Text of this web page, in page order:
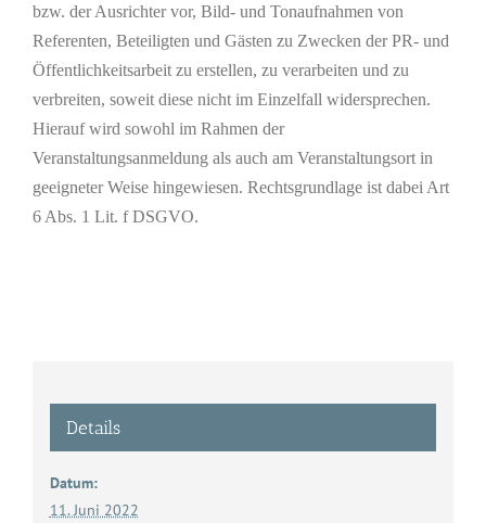
bzw. der Ausrichter vor, Bild- und Tonaufnahmen von
Referenten, Beteiligten und Gästen zu Zwecken der PR- und
Öffentlichkeitsarbeit zu erstellen, zu verarbeiten und zu
verbreiten, soweit diese nicht im Einzelfall widersprechen.
Hierauf wird sowohl im Rahmen der
Veranstaltungsanmeldung als auch am Veranstaltungsort in
geeigneter Weise hingewiesen. Rechtsgrundlage ist dabei Art
6 Abs. 1 Lit. f DSGVO.
Details
Datum:
11. Juni 2022